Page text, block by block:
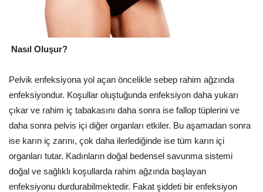
Nasıl Oluşur?
Pelvik enfeksiyona yol açan öncelikle sebep rahim ağzında
enfeksiyondur. Koşullar oluştuğunda enfeksiyon daha yukarı
çıkar ve rahim iç tabakasını daha sonra ise fallop tüplerini ve
daha sonra pelvis içi diğer organları etkiler. Bu aşamadan sonra
ise karın iç zarını, çok daha ilerlediğinde ise tüm karın içi
organları tutar. Kadınların doğal bedensel savunma sistemi
doğal ve sağlıklı koşullarda rahim ağzında başlayan
enfeksiyonu durdurabilmektedir. Fakat şiddeti bir enfeksiyon